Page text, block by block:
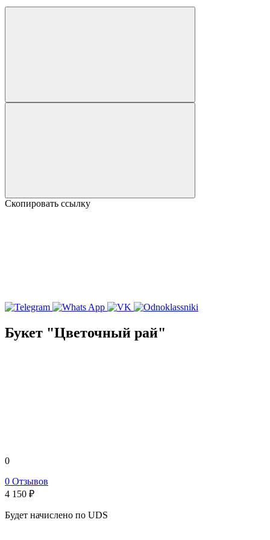
Скопировать ссылку
Букет "Цветочный рай"
0
0 Отзывов
4 150 ₽
Будет начислено по UDS